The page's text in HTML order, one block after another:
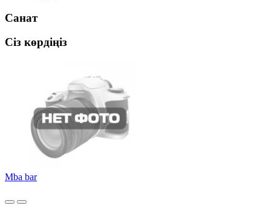
Санат
Сіз көрдіңіз
Mba bar